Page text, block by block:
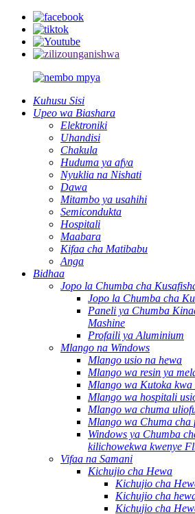
Kuhusu Sisi
Upeo wa Biashara
Elektroniki
Uhandisi
Chakula
Huduma ya afya
Nyuklia na Nishati
Dawa
Mitambo ya usahihi
Semicondukta
Hospitali
Maabara
Kifaa cha Matibabu
Anga
Bidhaa
Jopo la Chumba cha
Jopo la Chumba cha
Paneli ya Chumba
Mashine
Profaili ya Aluminium
Mlango na Windows
Mlango usio na hewa
Mlango wa resin ya
Mlango wa Kutoka
Mlango wa hospitali
Mlango wa chuma
Mlango wa Chuma cha
Windows ya Chumba
kilichowekwa kwenye
Vifaa na Samani
Kichujio cha Hewa
Kichujio cha
Kichujio cha
Kichujio cha